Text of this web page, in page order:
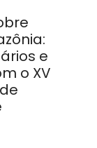
e
o XV